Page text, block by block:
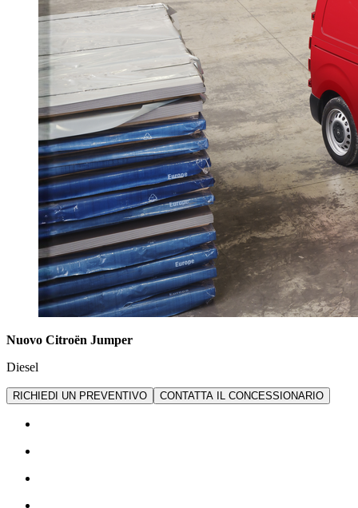
Nuovo Citroën Jumper
Diesel
RICHIEDI UN PREVENTIVO CONTATTA IL CONCESSIONARIO